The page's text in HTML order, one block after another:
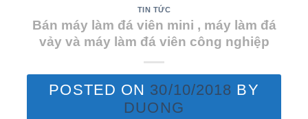
TIN TỨC
Bán máy làm đá viên mini , máy làm đá
vảy và máy làm đá viên công nghiệp
POSTED ON 30/10/2018 BY
DUONG